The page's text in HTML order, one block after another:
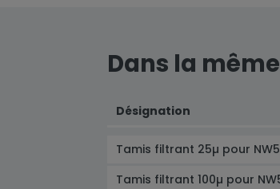
Dans la
Désignation
Tamis filtrant 25µ pour
Tamis filtrant 100µ pour